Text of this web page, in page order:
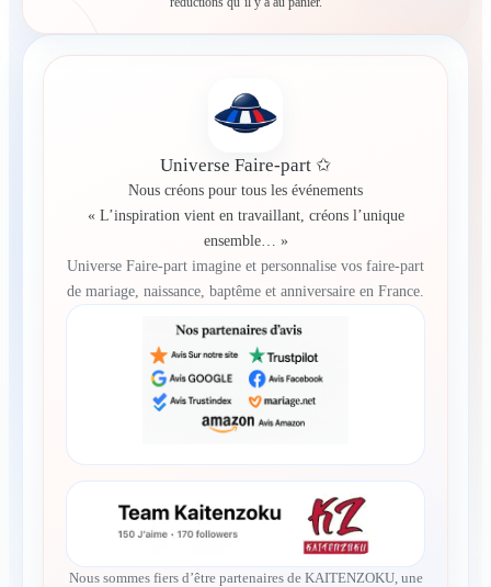
Universe Faire-part ✩
Nous créons pour tous les événements
« L’inspiration vient en travaillant, créons l’unique
ensemble… »
Universe Faire-part imagine et personnalise vos faire-part
de mariage, naissance, baptême et anniversaire en France.
Nous sommes fiers d’être partenaires de KAITENZOKU, une